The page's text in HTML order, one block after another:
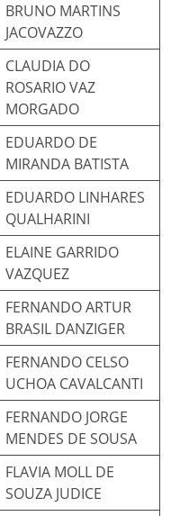
BRUNO MARTINS
JACOVAZZO
CLAUDIA DO
ROSARIO VAZ
MORGADO
EDUARDO DE
MIRANDA BATISTA
EDUARDO LINHARES
QUALHARINI
ELAINE GARRIDO
VAZQUEZ
FERNANDO ARTUR
BRASIL DANZIGER
FERNANDO CELSO
UCHOA CAVALCANTI
FERNANDO JORGE
MENDES DE SOUSA
FLAVIA MOLL DE
SOUZA JUDICE